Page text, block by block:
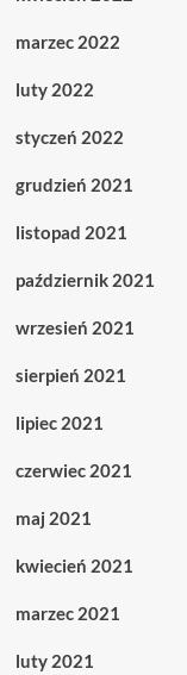
marzec 2022
luty 2022
styczeń 2022
grudzień 2021
listopad 2021
październik 2021
wrzesień 2021
sierpień 2021
lipiec 2021
czerwiec 2021
maj 2021
kwiecień 2021
marzec 2021
luty 2021